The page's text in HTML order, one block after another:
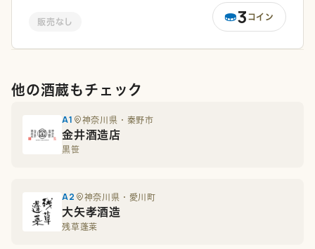
販売なし 3 コイン
他の酒蔵もチェック
A1 神奈川県・秦野市
金井酒造店
黒笹
A2 神奈川県・愛川町
大矢孝酒造
残草蓬莱